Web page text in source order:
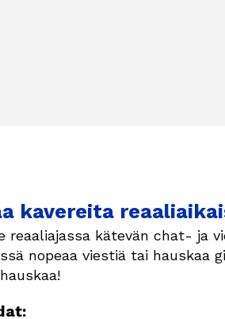
kavereita
reaaliajassa kätevän chat- ja
nopeaa viestiä tai hauskaa